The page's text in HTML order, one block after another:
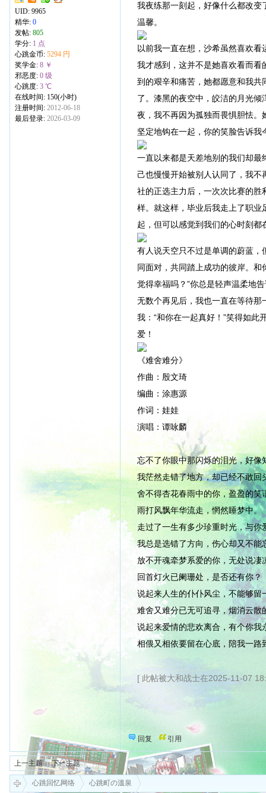
UID: 9965
精华: 0
发帖: 805
学分: 1 点
心跳金币: 5294 円
奖学金: 8 ￥
邪恶度: 0 级
心跳度: 3 ℃
在线时间: 150(小时)
注册时间: 2012-06-18
最后登录: 2026-03-09
我夜练那一刻起，好像什么都改
温馨。
以前我一直在想，沙希虽然喜欢
我才感到，这并不是她喜欢看而
到的艰辛和痛苦，她都愿意和我
了。漆黑的夜空中，皎洁的月光
夜，我不再因为孤独而畏惧胆怯
坚定地钩在一起，你的笑脸告诉
一直以来都是天差地别的我们却
己也慢慢开始被别人认同了，我
社的正选主力后，一次次比赛的
样。就这样，毕业后我走上了职
起，但可以感觉到我们的心时刻都
有人说天空只不过是单调的蔚蓝
同面对，共同踏上成功的彼岸。
觉得幸福吗？”你总是轻声温柔地
无数个再见后，我也一直在等待那
我：“和你在一起真好！”笑得如
爱！
《难舍难分》
作曲：殷文琦
编曲：涂惠源
作词：娃娃
演唱：谭咏麟
忘不了你眼中那闪烁的泪光，好像
我茫然走错了地方，却已经不敢回
舍不得杏花春雨中的你，盈盈的笑
雨打风飘年华流走，惘然睡梦中。
走过了一生有多少珍重时光，与你
我总是选错了方向，伤心却又不能
放不开魂牵梦系爱的你，无处说凄
回首灯火已阑珊处，是否还有你？
说起来人生的仆仆风尘，不能够留
难舍又难分已无可追寻，烟消云散
说起来爱情的悲欢离合，有个你我
相偎又相依要留在心底，陪我一路
[ 此帖被大和战士在2025-11-07
回复 引用
上一主题 下一主题
心跳回忆网络 心跳町の溫泉